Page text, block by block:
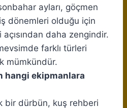
ayları, göçmen
dönemleri olduğu için
daha zengindir.
farklı türleri
mümkündür.
hangi ekipmanlara
bir dürbün, kuş rehberi